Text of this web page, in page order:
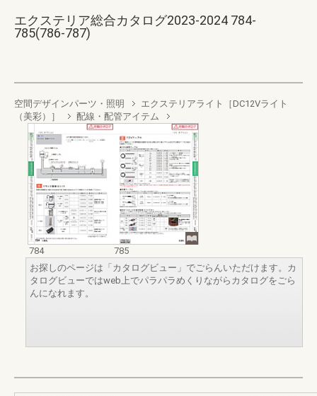
エクステリア総合カタログ2023-2024 784-
785(786-787)
空間デザインパーツ・照明
エクステリアライト［DC12Vライト
（美彩）］
配線・配管アイテム
784
785
お探しのページは「カタログビュー」でごらんいただけます。カ
タログビューではweb上でパラパラめくりながらカタログをごら
んになれます。